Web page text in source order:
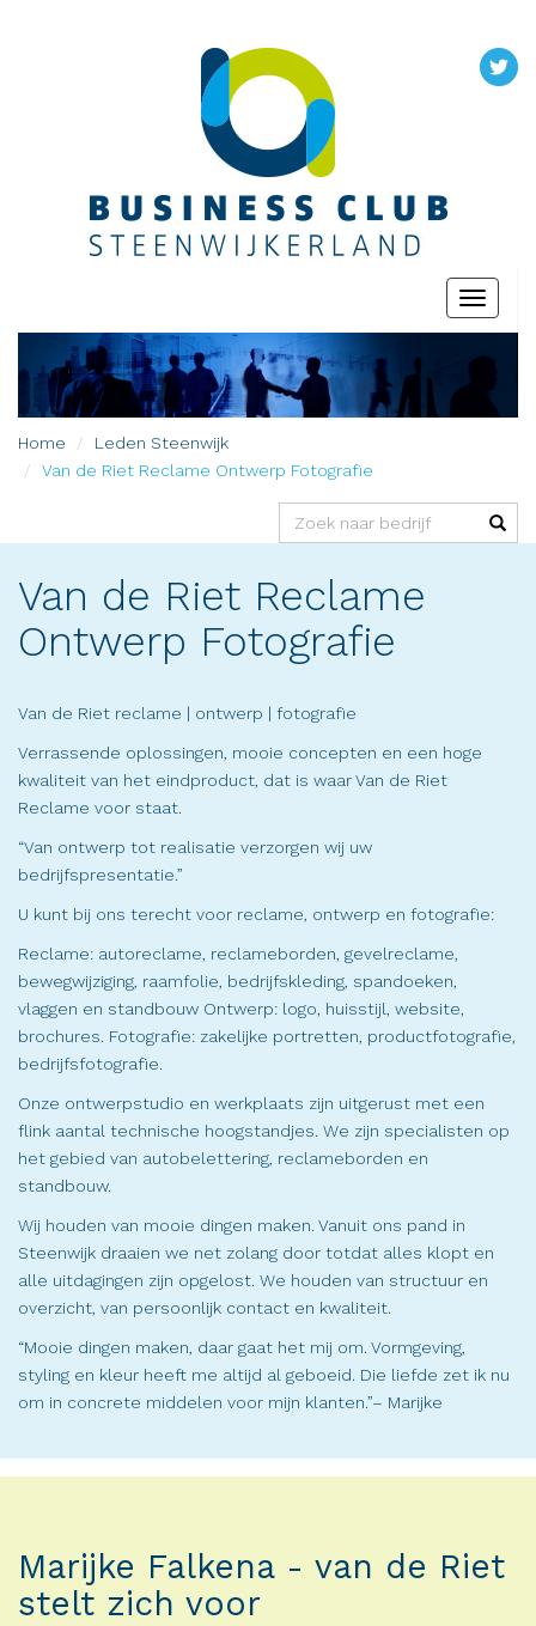
Toggle
Home Leden Steenwijk
Van de Riet Reclame Ontwerp Fotografie
Van de Riet Reclame
Ontwerp Fotografie
Van de Riet reclame | ontwerp | fotografie
Verrassende oplossingen, mooie concepten en een hoge
kwaliteit van het eindproduct, dat is waar Van de Riet
Reclame voor staat.
“Van ontwerp tot realisatie verzorgen wij uw
bedrijfspresentatie.”
U kunt bij ons terecht voor reclame, ontwerp en fotografie:
Reclame: autoreclame, reclameborden, gevelreclame,
bewegwijziging, raamfolie, bedrijfskleding, spandoeken,
vlaggen en standbouw Ontwerp: logo, huisstijl, website,
brochures. Fotografie: zakelijke portretten, productfotografie,
bedrijfsfotografie.
Onze ontwerpstudio en werkplaats zijn uitgerust met een
flink aantal technische hoogstandjes. We zijn specialisten op
het gebied van autobelettering, reclameborden en
standbouw.
Wij houden van mooie dingen maken. Vanuit ons pand in
Steenwijk draaien we net zolang door totdat alles klopt en
alle uitdagingen zijn opgelost. We houden van structuur en
overzicht, van persoonlijk contact en kwaliteit.
“Mooie dingen maken, daar gaat het mij om. Vormgeving,
styling en kleur heeft me altijd al geboeid. Die liefde zet ik nu
om in concrete middelen voor mijn klanten.”– Marijke
Marijke Falkena - van de Riet
stelt zich voor